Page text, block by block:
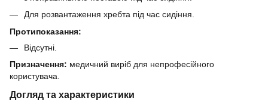
Для розвантаження хребта під час сидіння.
Протипоказання:
Відсутні.
Призначення: медичний виріб для непрофесійного
користувача.
Догляд та характеристики